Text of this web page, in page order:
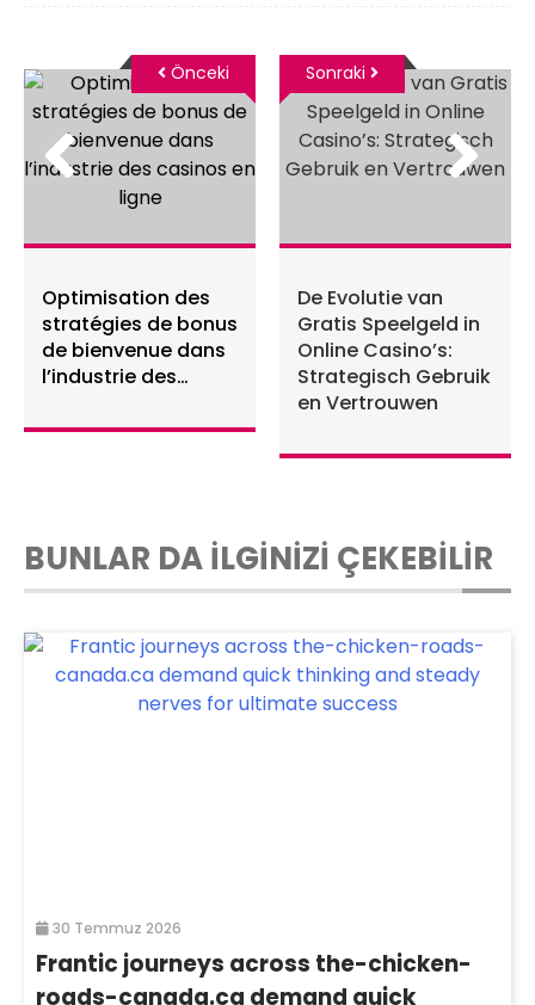
Optimisation des
stratégies de bonus
de bienvenue dans
l’industrie des
Önceki
De Evolutie van
Gratis Speelgeld in
Online Casino’s:
Strategisch Gebruik
en Vertrouwen
Sonraki
BUNLAR DA İLGİNİZİ ÇEKEBİLİR
30 Temmuz 2026
Frantic journeys across the-chicken-
roads-canada.ca demand quick